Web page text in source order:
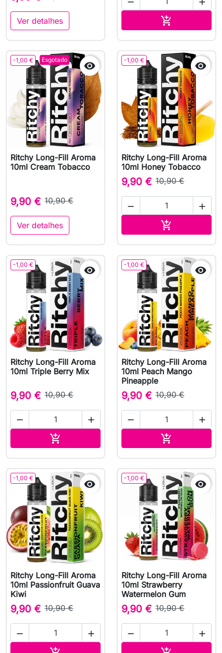
Ver detalhes
 

-1,00 € Esgotado

Ritchy Long-Fill Aroma
10ml Cream Tobacco
9,90 € 10,90 €
Ver detalhes
-1,00 € 
Ritchy Long-Fill Aroma
10ml Honey Tobacco
9,90 € 10,90 €
 

-1,00 € 
Ritchy Long-Fill Aroma
10ml Triple Berry Mix
9,90 € 10,90 €
 

-1,00 € 
Ritchy Long-Fill Aroma
10ml Peach Mango
Pineapple
9,90 € 10,90 €
 

-1,00 € 
Ritchy Long-Fill Aroma
10ml Passionfruit Guava
Kiwi
9,90 € 10,90 €
 
-1,00 € 
Ritchy Long-Fill Aroma
10ml Strawberry
Watermelon Gum
9,90 € 10,90 €
 